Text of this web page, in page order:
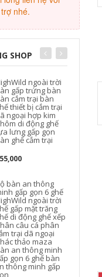
nhé.
SHOP
ngoài trời
gấp trứng bàn
cắm trại bàn
thiết bị cắm trại
ngoại hợp kim
di động ghế
lưng gấp gọn
ghế cắm trại
bàn an thông
gấp gọn 6 ghế
ngoài trời
gấp mặt trăng
di động ghế xếp
câu cá phân
trại dã ngoại
thảo maza
an thông minh
gọn 6 ghế bàn
thông minh gấp